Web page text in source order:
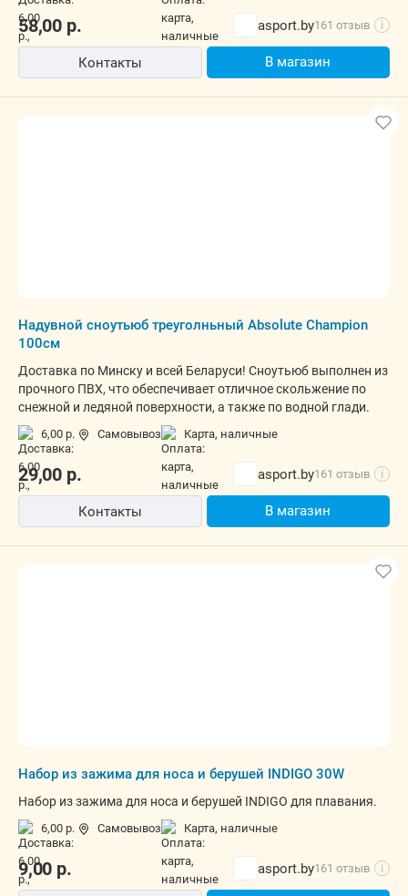
58,00 р. asport.by161 отзыв i
Контакты В магазин
Надувной сноутьюб треуголньный Absolute Champion
100см
Доставка по Минску и всей Беларуси! Сноутьюб выполнен из
прочного ПВХ, что обеспечивает отличное скольжение по
снежной и ледяной поверхности, а также по водной глади.
6,00 р. Самовывоз карта, наличные
29,00 р. asport.by161 отзыв i
Контакты В магазин
Набор из зажима для носа и берушей INDIGO 30W
Набор из зажима для носа и берушей INDIGO для плавания.
6,00 р. Самовывоз карта, наличные
9,00 р. asport.by161 отзыв i